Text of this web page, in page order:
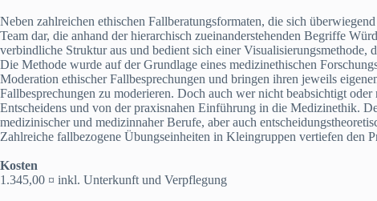
Neben zahlreichen ethischen Fallberatungsformaten, die sich
Team dar, die anhand der hierarchisch zueinanderstehenden Begriffe
verbindliche Struktur aus und bedient sich einer
Die Methode wurde auf der Grundlage eines medizinethischen
Moderation ethischer Fallbesprechungen und bringen ihren jeweils
Fallbesprechungen zu moderieren. Doch auch wer nicht beabsichtigt
Entscheidens und von der praxisnahen Einführung in die Medizinethik.
medizinischer und medizinnaher Berufe, aber auch
Zahlreiche fallbezogene Übungseinheiten in Kleingruppen vertiefen den
Kosten
1.345,00 ¤ inkl. Unterkunft und Verpflegung